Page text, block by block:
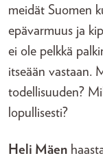
meidät Suomen
epävarmuus ja
ei ole pelkkä
itseään vastaan.
todellisuuden?
lopullisesti?
Heli Mäen